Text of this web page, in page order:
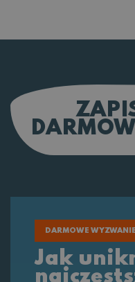
DARMOWE WYZWANIE
Jak